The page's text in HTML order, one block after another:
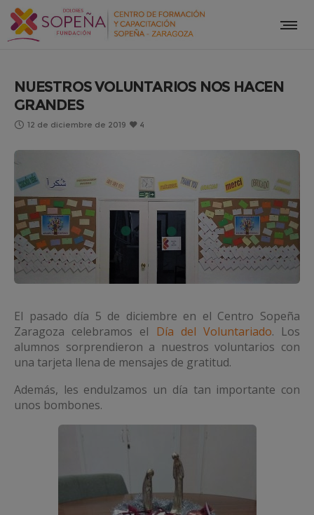
NUESTROS VOLUNTARIOS NOS HACEN
GRANDES
12 de diciembre de 2019 4
El pasado día 5 de diciembre en el Centro Sopeña
Zaragoza celebramos el Día del Voluntariado. Los
alumnos sorprendieron a nuestros voluntarios con
una tarjeta llena de mensajes de gratitud.
Además, les endulzamos un día tan importante con
unos bombones.